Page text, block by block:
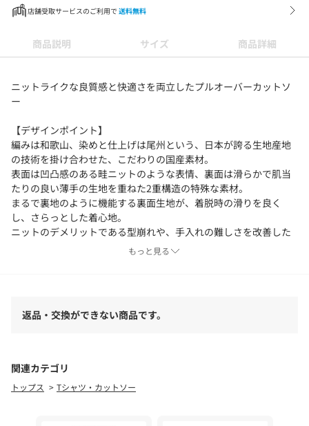
店舗受取サービスのご利用で 送料無料
商品説明 サイズ 商品詳細
ニットライクな良質感と快適さを両立したプルオーバーカットソ
ー
【デザインポイント】
編みは和歌山、染めと仕上げは尾州という、日本が誇る生地産地
の技術を掛け合わせた、こだわりの国産素材。
表面は凹凸感のある畦ニットのような表情、裏面は滑らかで肌当
たりの良い薄手の生地を重ねた2重構造の特殊な素材。
まるで裏地のように機能する裏面生地が、着脱時の滑りを良く
し、さらっとした着心地。
ニットのデメリットである型崩れや、手入れの難しさを改善した
ニットのような風合い家庭での手入れも簡単。
ジャケットのインナーとしても、一枚でも主役になる汎用性の高
いアイテムです。
もっと見る
返品・交換ができない商品です。
関連カテゴリ
トップス Tシャツ・カットソー